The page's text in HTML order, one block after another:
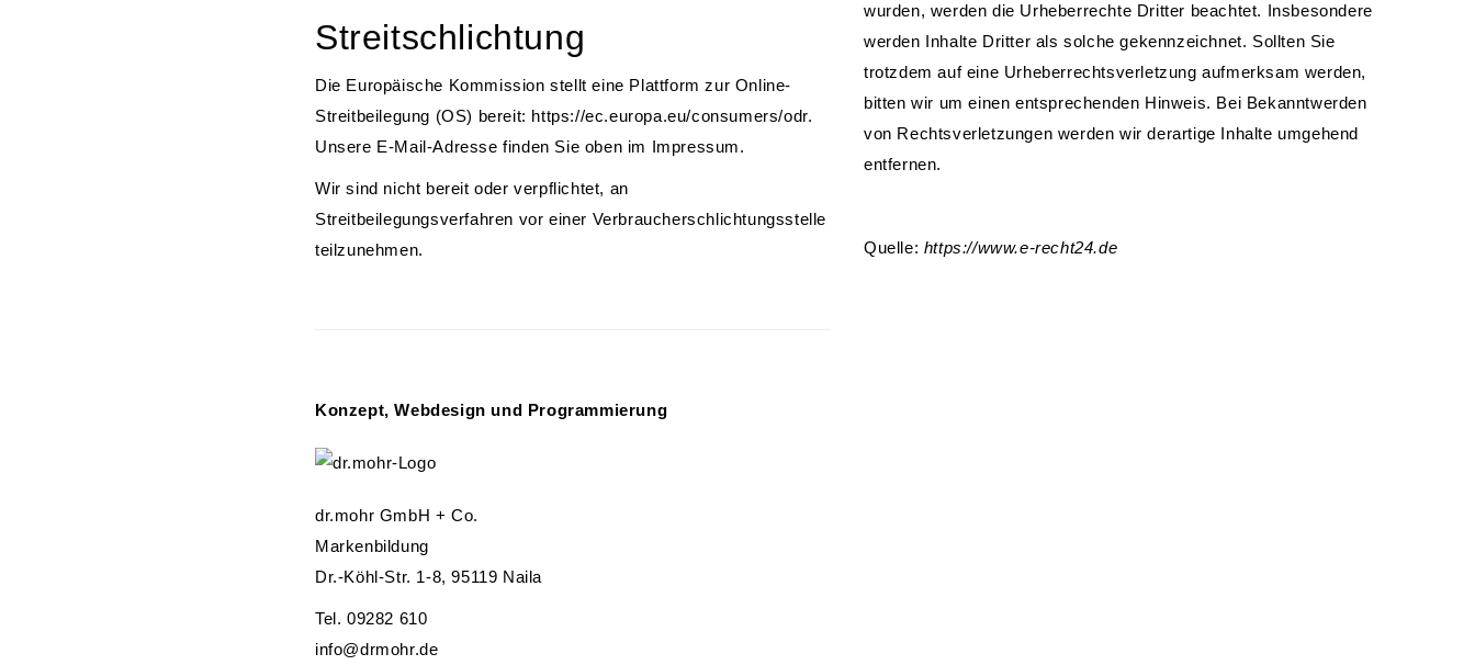
Streitschlichtung
Die Europäische Kommission stellt eine Plattform zur Online-
Streitbeilegung (OS) bereit: https://ec.europa.eu/consumers/odr.
Unsere E-Mail-Adresse finden Sie oben im Impressum.
Wir sind nicht bereit oder verpflichtet, an
Streitbeilegungsverfahren vor einer Verbraucherschlichtungsstelle
teilzunehmen.
Konzept, Webdesign und Programmierung
dr.mohr GmbH + Co.
Markenbildung
Dr.-Köhl-Str. 1-8, 95119 Naila
Tel. 09282 610
info@drmohr.de
wurden, werden die Urheberrechte Dritter beachtet. Insbesondere
werden Inhalte Dritter als solche gekennzeichnet. Sollten Sie
trotzdem auf eine Urheberrechtsverletzung aufmerksam werden,
bitten wir um einen entsprechenden Hinweis. Bei Bekanntwerden
von Rechtsverletzungen werden wir derartige Inhalte umgehend
entfernen.
Quelle: https://www.e-recht24.de